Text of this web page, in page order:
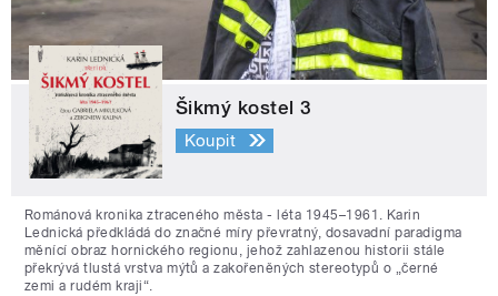
Šikmý kostel 3
Koupit
Románová kronika ztraceného města - léta 1945–1961. Karin
Lednická předkládá do značné míry převratný, dosavadní paradigma
měnící obraz hornického regionu, jehož zahlazenou historii stále
překrývá tlustá vrstva mýtů a zakořeněných stereotypů o „černé
zemi a rudém kraji“.